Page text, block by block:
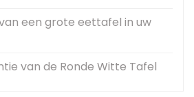
een grote eettafel in uw
van de Ronde Witte Tafel